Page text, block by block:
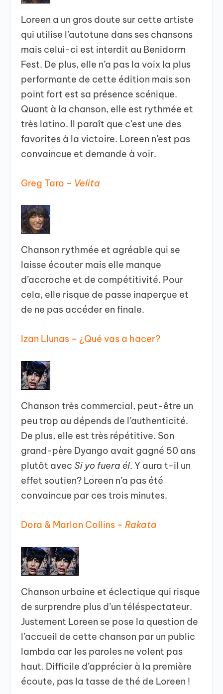
Loreen a un gros doute sur cette artiste
qui utilise l’autotune dans ses chansons
mais celui-ci est interdit au Benidorm
Fest. De plus, elle n’a pas la voix la plus
performante de cette édition mais son
point fort est sa présence scénique.
Quant à la chanson, elle est rythmée et
très latino. Il paraît que c’est une des
favorites à la victoire. Loreen n’est pas
convaincue et demande à voir.
Greg Taro – Velita
Chanson rythmée et agréable qui se
laisse écouter mais elle manque
d’accroche et de compétitivité. Pour
cela, elle risque de passe inaperçue et
de ne pas accéder en finale.
Izan Llunas – ¿Qué vas a hacer?
Chanson très commercial, peut-être un
peu trop au dépends de l’authenticité.
De plus, elle est très répétitive. Son
grand-père Dyango avait gagné 50 ans
plutôt avecSi yo fuera él. Y aura t-il un
effet soutien? Loreen n’a pas été
convaincue par ces trois minutes.
Dora & Marlon Collins –Rakata
Chanson urbaine et éclectique qui risque
de surprendre plus d’un téléspectateur.
Justement Loreen se pose la question de
l’accueil de cette chanson par un public
lambda car les paroles ne volent pas
haut. Difficile d’apprécier à la première
écoute, pas la tasse de thé de Loreen !